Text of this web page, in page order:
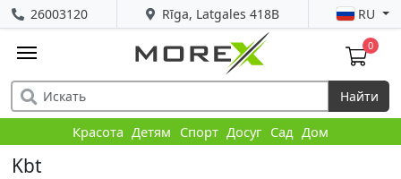
Rīga, Latgales 418B
26003120 RU
0
Найти
Красота Детям Спорт Досуг Сад Дом
Kbt